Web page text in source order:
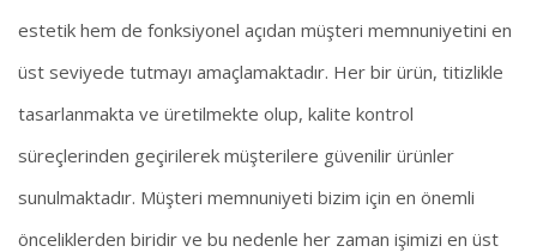
estetik hem de fonksiyonel açıdan müşteri memnuniyetini en
üst seviyede tutmayı amaçlamaktadır. Her bir ürün, titizlikle
tasarlanmakta ve üretilmekte olup, kalite kontrol
süreçlerinden geçirilerek müşterilere güvenilir ürünler
sunulmaktadır. Müşteri memnuniyeti bizim için en önemli
önceliklerden biridir ve bu nedenle her zaman işimizi en üst